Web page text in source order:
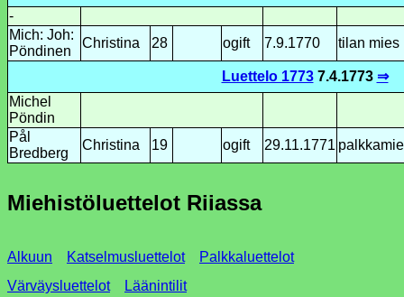
-
Mich: Joh:
Pöndinen
Christina 28 ogift 7.9.1770 tilan mies
Luettelo 17737.4.1773 ⇒
Michel
Pöndin
Pål
Bredberg
Christina 19 ogift 29.11.1771
Miehistöluettelot Riiassa
Alkuun Katselmusluettelot
Palkkaluettelot
Värväysluettelot
Läänintilit